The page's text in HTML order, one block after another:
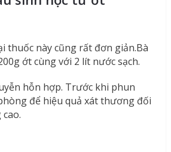
thuốc này cũng rất đơn giản.Bà
ớt cùng với 2 lít nước sạch.
hỗn hợp. Trước khi phun
để hiệu quả xát thương đối